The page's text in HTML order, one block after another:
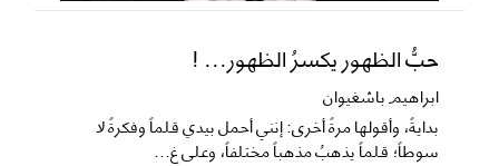
حبُّ الظهور يكسرُ الظهور... !
ابراهيم باشغيوان
​بدايةً، وأقولها مرةً أخرى: إنني أحمل بيدي قلماً وفكرةً لا
سوطاً؛ قلماً يذهبُ مذهباً مختلفاً، وعلى غ...